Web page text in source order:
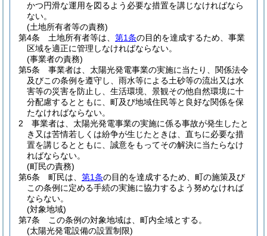
かつ円滑な運用を図るよう必要な措置を講じなければなら
ない。
(土地所有者等の責務)
第4条
土地所有者等は、 第1条の目的を達成するため、事業
区域を適正に管理しなければならない。
(事業者の責務)
第5条
事業者は、太陽光発電事業の実施に当たり、関係法令
及びこの条例を遵守し、雨水等による土砂等の流出又は水
害等の災害を防止し、生活環境、景観その他自然環境に十
分配慮するとともに、町及び地域住民等と良好な関係を保
たなければならない。
2
事業者は、太陽光発電事業の実施に係る事故が発生したと
き又は苦情若しくは紛争が生じたときは、直ちに必要な措
置を講じるとともに、誠意をもってその解決に当たらなけ
ればならない。
(町民の責務)
第6条
町民は、 第1条の目的を達成するため、町の施策及び
この条例に定める手続の実施に協力するよう努めなければ
ならない。
(対象地域)
第7条
この条例の対象地域は、町内全域とする。
(太陽光発電設備の設置制限)